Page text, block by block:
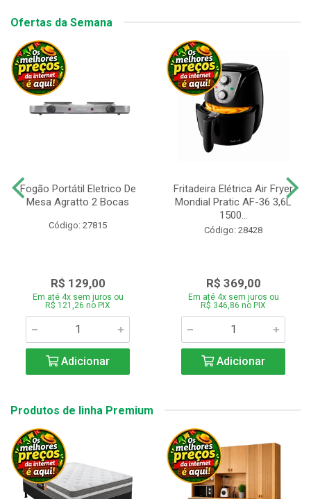
Ofertas da Semana
Fogão Portátil Eletrico De
Mesa Agratto 2 Bocas
Código: 27815
R$ 129,00
Em até 4x sem juros ou
R$ 121,26 no PIX
Adicionar
Fritadeira Elétrica Air Fryer
Mondial Pratic AF-36 3,6L
1500...
Código: 28428
R$ 369,00
Em até 4x sem juros ou
R$ 346,86 no PIX
Adicionar
Produtos de linha Premium